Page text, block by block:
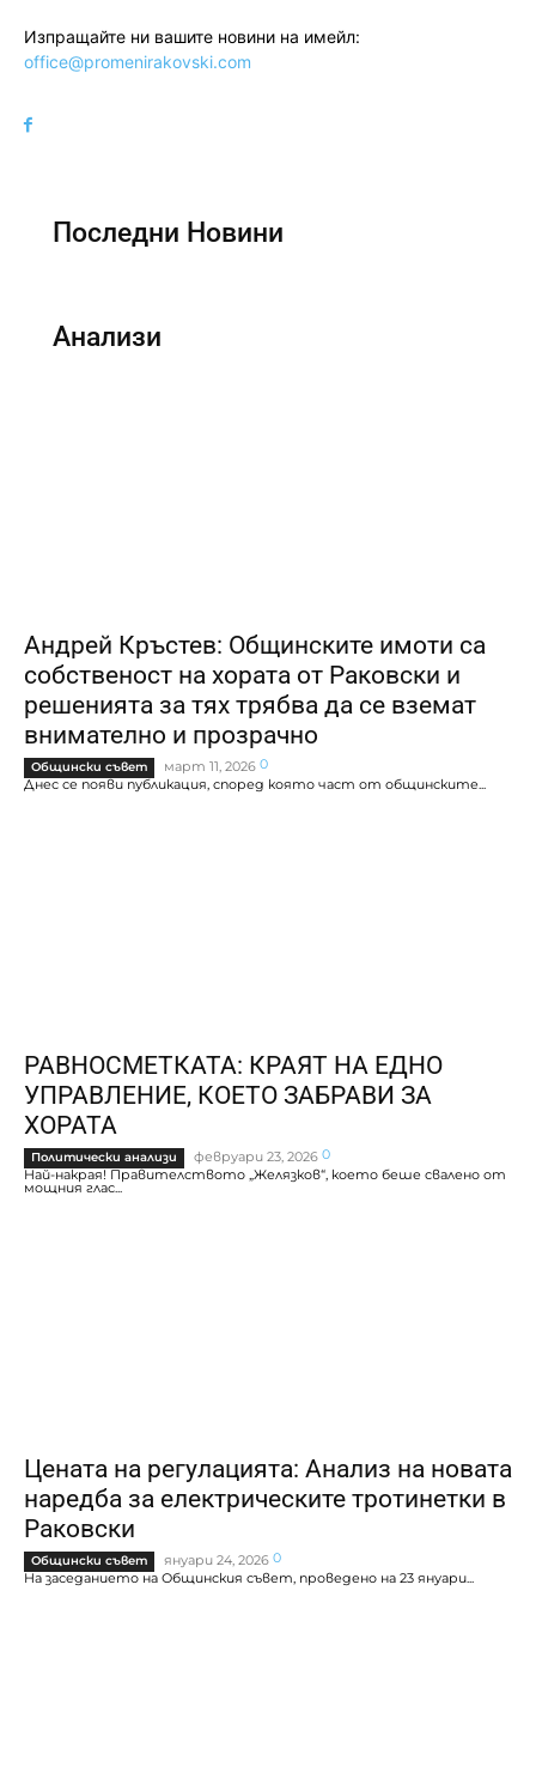
Изпращайте ни вашите новини на имейл:
office@promenirakovski.com
Последни Новини
Анализи
Андрей Кръстев: Общинските имоти са
собственост на хората от Раковски и
решенията за тях трябва да се вземат
внимателно и прозрачно
Общински съвет март 11, 2026 0
Днес се появи публикация, според която част от общинските...
РАВНОСМЕТКАТА: КРАЯТ НА ЕДНО
УПРАВЛЕНИЕ, КОЕТО ЗАБРАВИ ЗА
ХОРАТА
Политически анализи февруари 23, 2026 0
Най-накрая! Правителството „Желязков“, което беше свалено от
мощния глас...
Цената на регулацията: Анализ на новата
наредба за електрическите тротинетки в
Раковски
Общински съвет януари 24, 2026 0
На заседанието на Общинския съвет, проведено на 23 януари...